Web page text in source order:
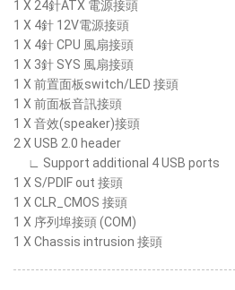
1 X 24針ATX 電源接頭
1 X 4針 12V電源接頭
1 X 4針 CPU 風扇接頭
1 X 3針 SYS 風扇接頭
1 X 前置面板switch/LED 接頭
1 X 前面板音訊接頭
1 X 音效(speaker)接頭
2 X USB 2.0 header
∟ Support additional 4 USB ports
1 X S/PDIF out 接頭
1 X CLR_CMOS 接頭
1 X 序列埠接頭 (COM)
1 X Chassis intrusion 接頭